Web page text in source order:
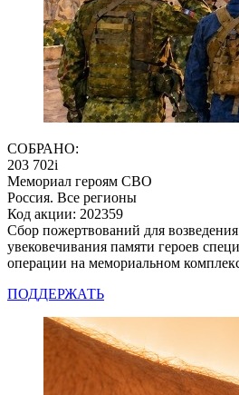
СОБРАНО:
203 702i
Мемориал героям СВО
Россия. Все регионы
Код акции: 202359
Сбор пожертвований для
увековечивания памяти героев
операции на мемориальном
ПОДДЕРЖАТЬ